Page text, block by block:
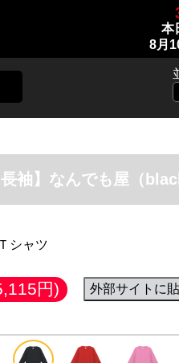
本
8月
長袖】なんでも屋（
シャツ
円) 外部サイトに